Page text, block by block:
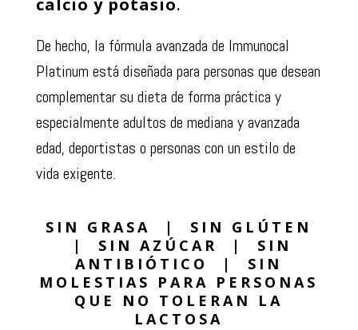
calcio y potasio.
De hecho, la fórmula avanzada de Immunocal
Platinum está diseñada para personas que desean
complementar su dieta de forma práctica y
especialmente adultos de mediana y avanzada
edad, deportistas o personas con un estilo de
vida exigente.
SIN GRASA | SIN GLÚTEN
| SIN AZÚCAR | SIN
ANTIBIÓTICO | SIN
MOLESTIAS PARA PERSONAS
QUE NO TOLERAN LA
LACTOSA